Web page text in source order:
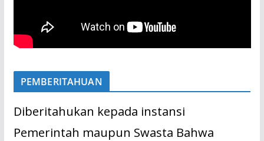
PEMBERITAHUAN
Diberitahukan kepada instansi
Pemerintah maupun Swasta Bahwa